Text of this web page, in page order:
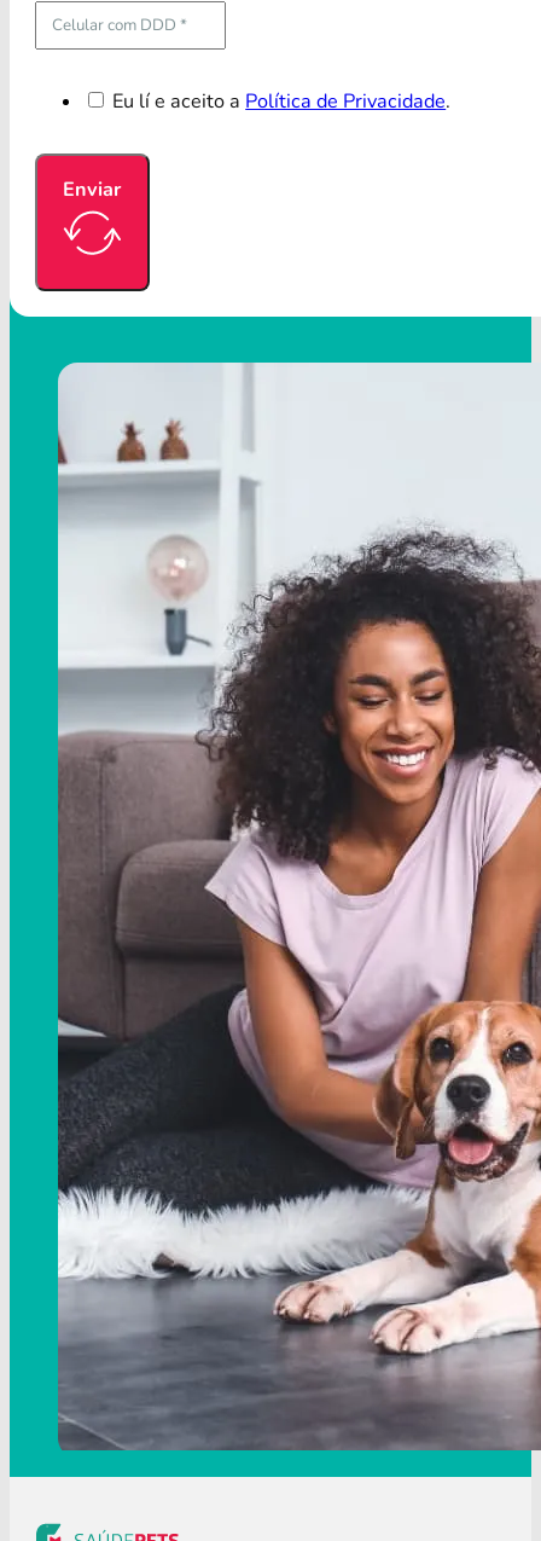
Eu lí e aceito a Política de Privacidade.
Enviar